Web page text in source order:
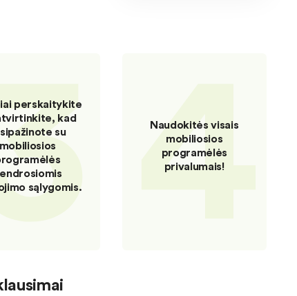
perskaitykite
kad
su
mobiliosios
sąlygomis.
4
Naudokitės visais
mobiliosios
programėlės
privalumais!